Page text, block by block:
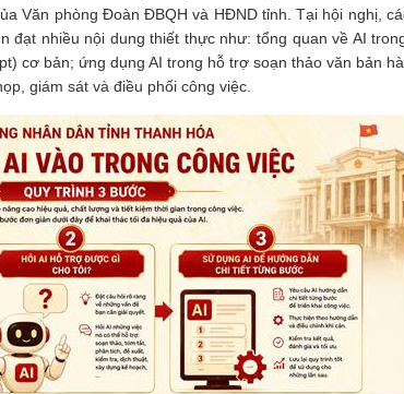
Văn phòng Đoàn ĐBQH và HĐND tỉnh. Tại hội nghị,
đạt nhiều nội dung thiết thực như: tổng quan về AI
cơ bản; ứng dụng AI trong hỗ trợ soạn thảo văn bản
giám sát và điều phối công việc.